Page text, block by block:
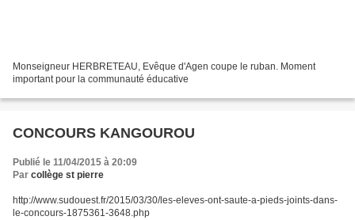
Monseigneur HERBRETEAU, Evêque d'Agen coupe le ruban. Moment
important pour la communauté éducative
CONCOURS KANGOUROU
Publié le 11/04/2015 à 20:09
Par collège st pierre
http://www.sudouest.fr/2015/03/30/les-eleves-ont-saute-a-pieds-joints-dans-
le-concours-1875361-3648.php